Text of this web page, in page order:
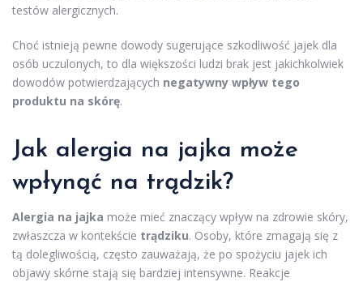
testów alergicznych.
Choć istnieją pewne dowody sugerujące szkodliwość jajek dla
osób uczulonych, to dla większości ludzi brak jest jakichkolwiek
dowodów potwierdzających negatywny wpływ tego
produktu na skórę.
Jak alergia na jajka może
wpłynąć na trądzik?
Alergia na jajka może mieć znaczący wpływ na zdrowie skóry,
zwłaszcza w kontekście trądziku. Osoby, które zmagają się z
tą dolegliwością, często zauważają, że po spożyciu jajek ich
objawy skórne stają się bardziej intensywne. Reakcje